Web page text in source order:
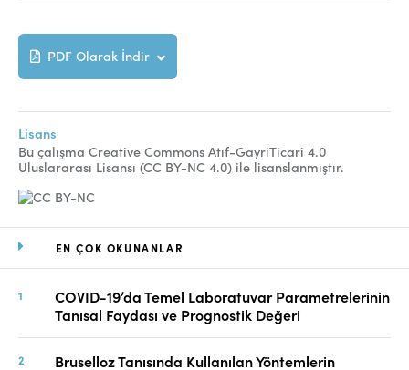
EN ÇOK OKUNANLAR
COVID-19’da Temel Laboratuvar Parametrelerinin
Tanısal Faydası ve Prognostik Değeri
Bruselloz Tanısında Kullanılan Yöntemlerin
PDF Olarak İndir
Lisans
Bu çalışma Creative Commons Atıf-GayriTicari 4.0
Uluslararası Lisansı (CC BY-NC 4.0) ile lisanslanmıştır.